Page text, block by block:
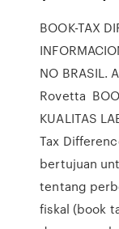
BOOK-TAX
NO BRASIL.
Rovetta
KUALITAS
Tax
bertujuan
tentang
fiskal (book